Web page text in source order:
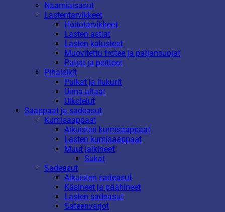
Naamiaisasut
Lastentarvikkeet
Hoitotarvikkeet
Lasten astiat
Lasten kalusteet
Muovitettu frotee ja patjansuojat
Patjat ja peitteet
Pihaleikit
Pulkat ja liukurit
Uima-altaat
Ulkolelut
Saappaat ja sadeasut
Kumisaappaat
Aikuisten kumisaappaat
Lasten kumisaappaat
Muut jalkineet
Sukat
Sadeasut
Aikuisten sadeasut
Käsineet ja päähineet
Lasten sadeasut
Sateenvarjot